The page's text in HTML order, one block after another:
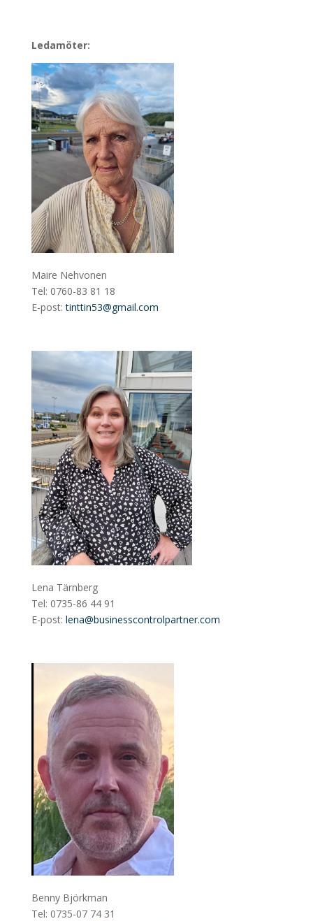
Ledamöter:
Maire Nehvonen
Tel: 0760-83 81 18
E-post:tinttin53@gmail.com
Lena Tärnberg
Tel: 0735-86 44 91
E-post: lena@businesscontrolpartner.com
Benny Björkman
Tel: 0735-07 74 31